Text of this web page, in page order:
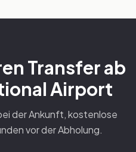
Transfer ab
Airport
der Ankunft, kostenlose
vor der Abholung.